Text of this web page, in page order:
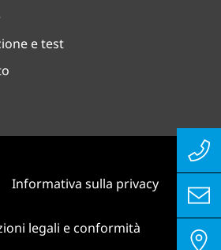
e test
Informativa sulla privacy
legali e conformità